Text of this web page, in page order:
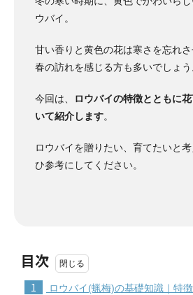
ウバイ。
甘い香りと黄色の花は寒さを忘れ
春の訪れを感じる方も多いでしょう
今回は、
ロウバイの特徴とともに
いて紹介します。
ロウバイを贈りたい、育てたいと
ひ参考にしてください。
目次
1 ロウバイ(蝋梅)の基礎知識｜特